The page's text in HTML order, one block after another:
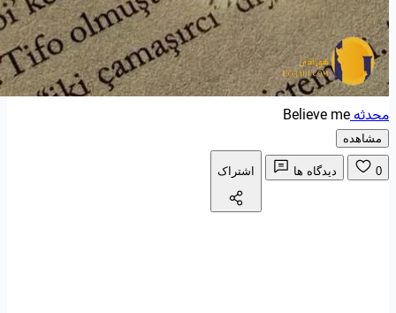
محدثهBelieve me
مشاهده
0 دیدگاه ها اشتراک